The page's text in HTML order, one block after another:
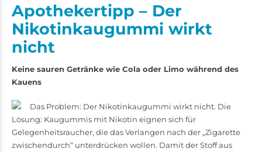
Apothekertipp – Der
Nikotinkaugummi wirkt
nicht
Keine sauren Getränke wie Cola oder Limo während des
Kauens
Das Problem: Der Nikotinkaugummi wirkt nicht. Die
Lösung: Kaugummis mit Nikotin eignen sich für
Gelegenheitsraucher, die das Verlangen nach der „Zigarette
zwischendurch“ unterdrücken wollen. Damit der Stoff aus